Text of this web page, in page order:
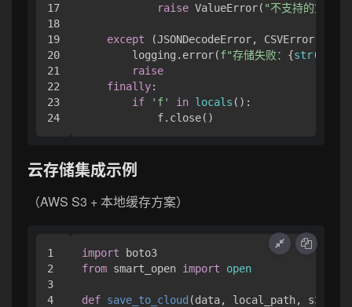
17
18
19
20
21
22
23
raise ValueError( "不支持的文件格
except (JSONDecodeError, CSVError,
        logging.error(
f"存储失败： {str(e)}
raise
finally:
if
'f' in locals ():
云存储集成示例
（AWS S3 + 本地缓存方案）
1
2
3
4
import
from smart_open import open
def save_to_cloud (data, local_path, s3_path